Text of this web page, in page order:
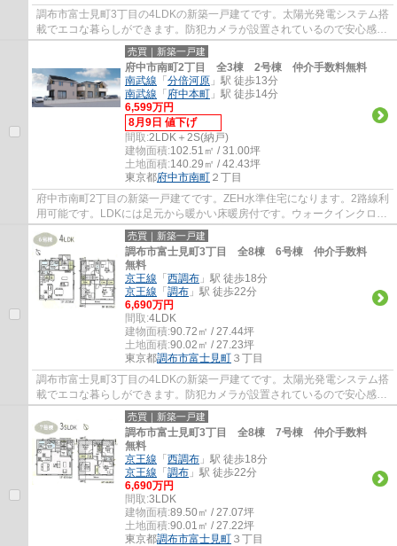
調布市富士見町3丁目の4LDKの新築一戸建てです。太陽光発電システム搭
載でエコな暮らしができます。防犯カメラが設置されているので安心感が
あります。調布市でお住まいをお探しなら多...
売買｜新築一戸建
府中市南町2丁目 全3棟 2号棟 仲介手数料無料
南武線 「 分倍河原 」駅 徒歩13分
南武線 「 府中本町 」駅 徒歩14分
6,599万円
8月9日 値下げ
間取:2LDK＋2S(納戸)
建物面積:102.51㎡ / 31.00坪
土地面積:140.29㎡ / 42.43坪
東京都府中市南町 ２丁目
府中市南町2丁目の新築一戸建てです。ZEH水準住宅になります。2路線利
用可能です。LDKには足元から暖かい床暖房付です。ウォークインクロー
ゼットがあり衣類の収納に便利です。府中市...
売買｜新築一戸建
調布市富士見町3丁目 全8棟 6号棟 仲介手数料
無料
京王線 「 西調布 」駅 徒歩18分
京王線 「 調布 」駅 徒歩22分
6,690万円
間取:4LDK
建物面積:90.72㎡ / 27.44坪
土地面積:90.02㎡ / 27.23坪
東京都調布市富士見町 ３丁目
調布市富士見町3丁目の4LDKの新築一戸建てです。太陽光発電システム搭
載でエコな暮らしができます。防犯カメラが設置されているので安心感が
あります。調布市でお住まいをお探しなら多...
売買｜新築一戸建
調布市富士見町3丁目 全8棟 7号棟 仲介手数料
無料
京王線 「 西調布 」駅 徒歩18分
京王線 「 調布 」駅 徒歩22分
6,690万円
間取:3LDK
建物面積:89.50㎡ / 27.07坪
土地面積:90.01㎡ / 27.22坪
東京都調布市富士見町 ３丁目